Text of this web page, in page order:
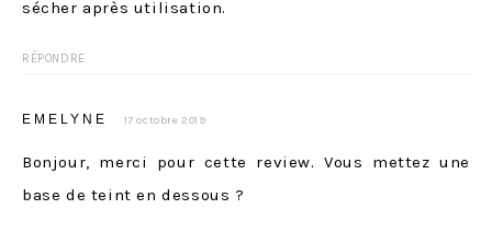
sécher après utilisation.
RÉPONDRE
EMELYNE 17 octobre 2019
Bonjour, merci pour cette review. Vous mettez une
base de teint en dessous ?